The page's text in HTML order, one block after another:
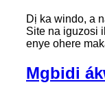
Dị ka windo, a
Site na iguzosi
enye ohere
Mgbidi